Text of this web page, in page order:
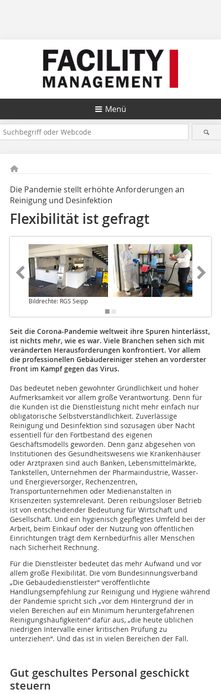
Menü
Die Pandemie stellt erhöhte Anforderungen an
Reinigung und Desinfektion
Flexibilität ist gefragt
Bildrechte: RGS Seipp
Seit die Corona-Pandemie weltweit ihre Spuren hinterlässt,
ist nichts mehr, wie es war. Viele Branchen sehen sich mit
veränderten Herausforderungen konfrontiert. Vor allem
die professionellen Gebäudereiniger stehen an vorderster
Front im Kampf gegen das Virus.
Das bedeutet neben gewohnter Gründlichkeit und hoher
Aufmerksamkeit vor allem große Verantwortung. Denn für
die Kunden ist die Dienstleistung nicht mehr einfach nur
obligatorische Selbstverständlichkeit. Zuverlässige
Reinigung und Desinfektion sind sozusagen über Nacht
essentiell für den Fortbestand des eigenen
Geschäftsmodells geworden. Denn ganz abgesehen von
Institutionen des Gesundheitswesens wie Krankenhäuser
oder Arztpraxen sind auch Banken, Lebensmittelmärkte,
Tankstellen, Unternehmen der Pharmaindustrie, Wasser-
und Energieversorger, Rechenzentren,
Transportunternehmen oder Medienanstalten in
Krisenzeiten systemrelevant. Deren reibungsloser Betrieb
ist von entscheidender Bedeutung für Wirtschaft und
Gesellschaft. Und ein hygienisch gepflegtes Umfeld bei der
Arbeit, beim Einkauf oder der Nutzung von öffentlichen
Einrichtungen trägt dem Kernbedürfnis aller Menschen
nach Sicherheit Rechnung.
Für die Dienstleister bedeutet das mehr Aufwand und vor
allem große Flexibilität. Die vom Bundesinnungsverband
„Die Gebäudedienstleister“ veröffentlichte
Handlungsempfehlung zur Reinigung und Hygiene während
der Pandemie spricht sich „vor dem Hintergrund der in
vielen Bereichen auf ein Minimum heruntergefahrenen
Reinigungshäufigkeiten“ dafür aus, „die heute ­üblichen
niedrigen Intervalle einer kritischen Prüfung zu
unterziehen“. Und das ist in vielen Bereichen der Fall.
Gut geschultes Personal geschickt
steuern